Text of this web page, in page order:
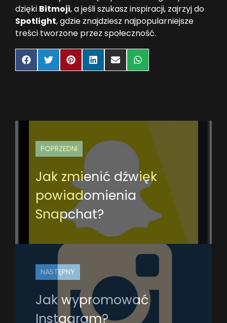
dzięki Bitmoji, a jeśli szukasz inspiracji, zajrzyj do
Spotlight, gdzie znajdziesz najpopularniejsze
treści tworzone przez społeczność.
Share
on
Share
on
Share
on
Share
on
Share
on
Share
on
POPRZEDNI
Jak zmienić dźwięk
powiadomienia
Snapchat?
NASTĘPNY
Jak wypromować
Instagram?